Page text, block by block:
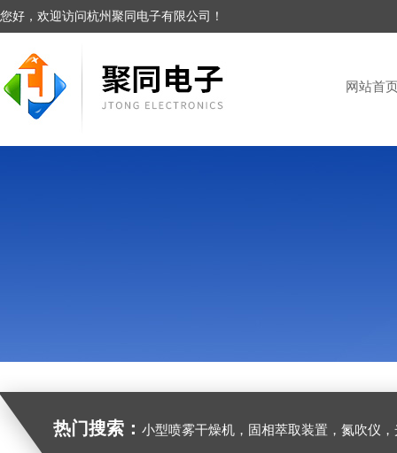
您好，欢迎访问杭州聚同电子有限公司！
网站首
热门搜索： 小型喷雾干燥机，固相萃取装置，氮吹仪，光化学反应仪，低温恒温槽，超声波细胞